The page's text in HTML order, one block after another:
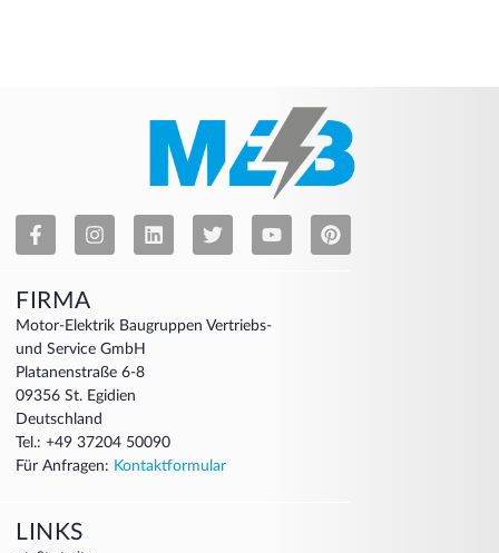
FIRMA
Motor-Elektrik Baugruppen Vertriebs-
und Service GmbH
Platanenstraße 6-8
09356 St. Egidien
Deutschland
Tel.: +49 37204 50090
Für Anfragen: Kontaktformular
LINKS